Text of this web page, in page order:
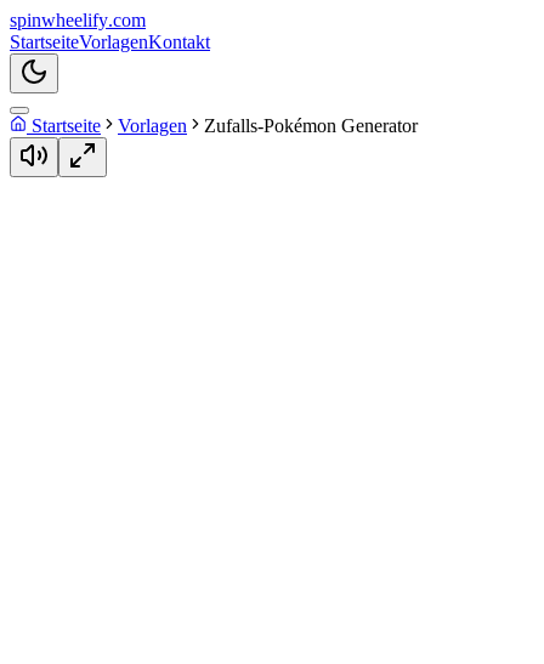
spinwheelify.com
StartseiteVorlagenKontakt
Startseite Vorlagen Zufalls-Pokémon Generator